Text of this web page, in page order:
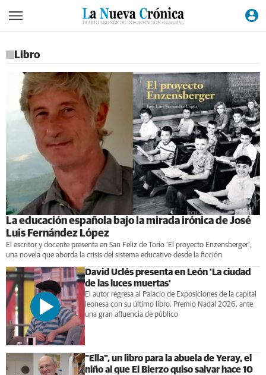
Libro
La educación española bajo la mirada irónica de José
Luis Fernández López
El escritor y docente presenta en San Feliz de Torío ‘El proyecto Enzensberger’,
una novela que aborda la crisis del sistema educativo desde la ficción
David Uclés presenta en León ‘La ciudad
de las luces muertas'
El autor regresa al Palacio de Exposiciones de la capital
leonesa con su último libro, Premio Nadal 2026, ante
una gran afluencia de público
"Ella", un libro para la abuela de Yeray, el
niño al que El Bierzo quiso salvar hace 10